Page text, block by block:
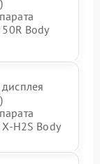
Body
H2S Body